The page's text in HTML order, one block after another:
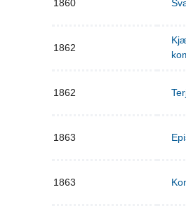
1860
1862
1862
1863
1863